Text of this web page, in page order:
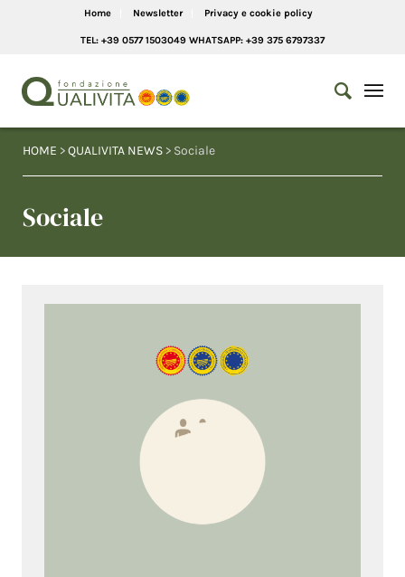
Home Newsletter Privacy e cookie policy
TEL: +39 0577 1503049 WHATSAPP: +39 375 6797337
HOME >QUALIVITA NEWS > Sociale
Sociale